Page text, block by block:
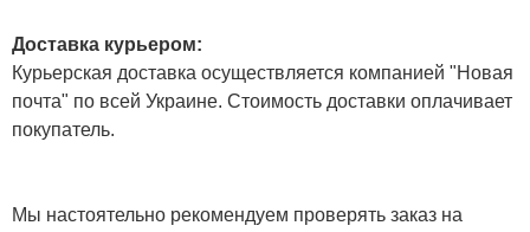
Доставка курьером:
Курьерская доставка осуществляется компанией "Новая
почта" по всей Украине. Стоимость доставки оплачивает
покупатель.
Мы настоятельно рекомендуем проверять заказ на